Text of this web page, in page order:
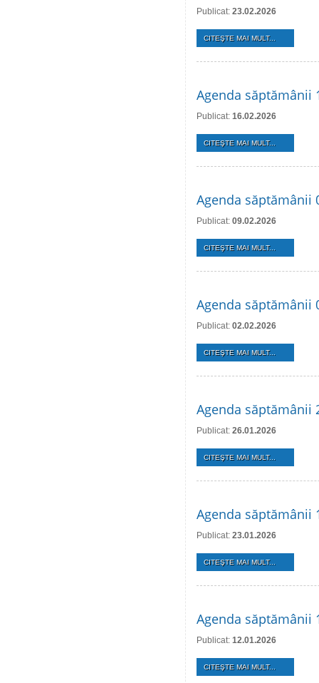
Publicat: 23.02.2026
CITEŞTE MAI MULT...
Agenda săptămânii
Publicat: 16.02.2026
CITEŞTE MAI MULT...
Agenda săptămânii
Publicat: 09.02.2026
CITEŞTE MAI MULT...
Agenda săptămânii
Publicat: 02.02.2026
CITEŞTE MAI MULT...
Agenda săptămânii
Publicat: 26.01.2026
CITEŞTE MAI MULT...
Agenda săptămânii
Publicat: 23.01.2026
CITEŞTE MAI MULT...
Agenda săptămânii
Publicat: 12.01.2026
CITEŞTE MAI MULT...